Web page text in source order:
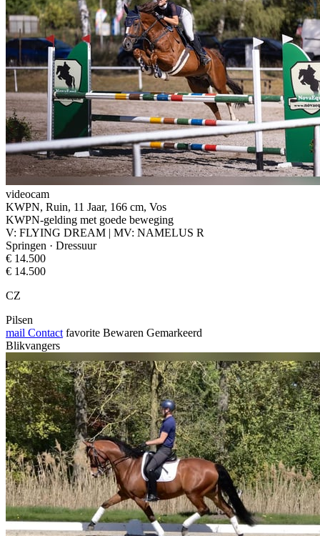
videocam
KWPN, Ruin, 11 Jaar, 166 cm, Vos
KWPN-gelding met goede beweging
V: FLYING DREAM | MV: NAMELUS R
Springen · Dressuur
€ 14.500
€ 14.500
CZ
Pilsen
mail Contact favorite Bewaren Gemarkeerd
Blikvangers